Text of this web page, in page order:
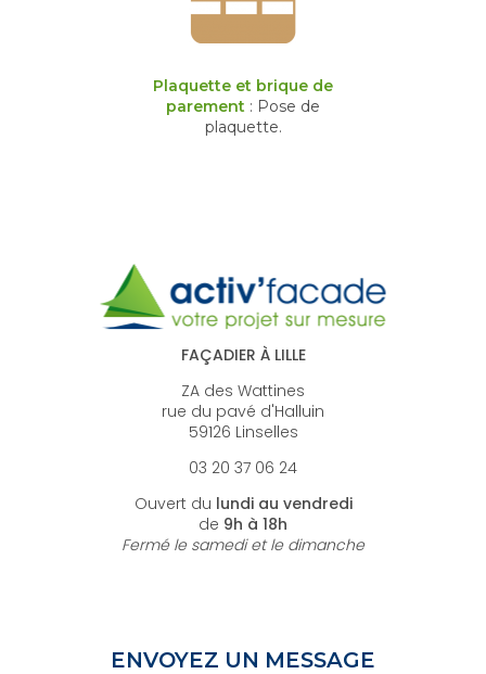
Plaquette et brique de
parement : Pose de
plaquette.
FAÇADIER À LILLE
ZA des Wattines
rue du pavé d'Halluin
59126 Linselles
03 20 37 06 24
Ouvert du lundi au vendredi
de 9h à 18h
Fermé le samedi et le dimanche
ENVOYEZ UN MESSAGE